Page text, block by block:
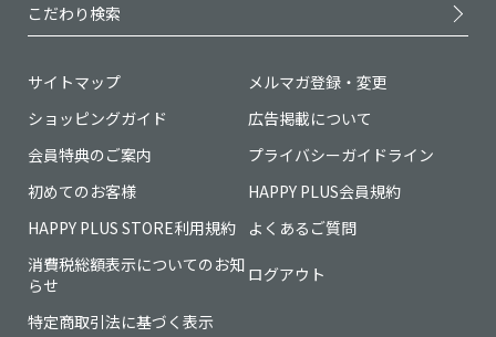
こだわり検索
サイトマップ
メルマガ登録・変更
ショッピングガイド
広告掲載について
会員特典のご案内
プライバシーガイドライン
初めてのお客様
HAPPY PLUS会員規約
HAPPY PLUS STORE利用規約
よくあるご質問
消費税総額表示についてのお知
らせ
ログアウト
特定商取引法に基づく表示